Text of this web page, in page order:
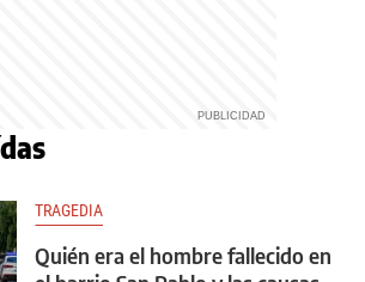
TRAGEDIA
Quién era el hombre fallecido en